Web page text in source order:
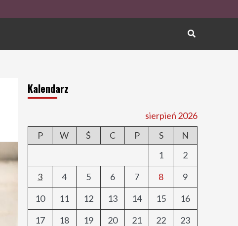
Kalendarz
sierpień 2026
P
W Ś C P S
N
1
2
3
4 5 6 7 8
9
10
11 12 13 14 15
16
17
18 19 20 21 22
23